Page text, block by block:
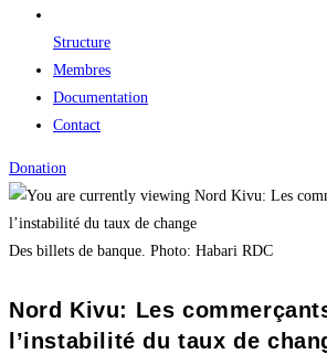
Structure
Membres
Documentation
Contact
Donation
Des billets de banque. Photo: Habari RDC
Nord Kivu: Les
l’instabilité du taux de